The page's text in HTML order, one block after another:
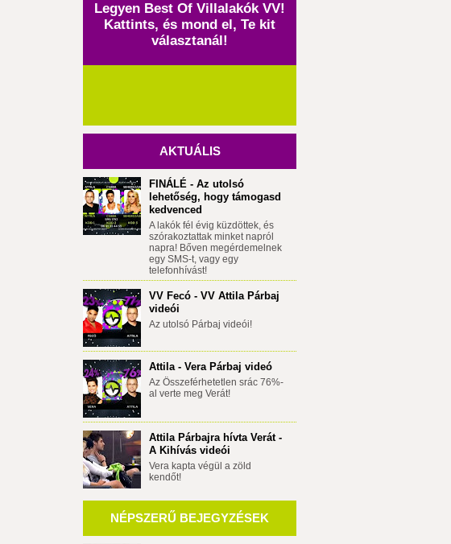
Legyen Best Of Villalakók VV!
Kattints, és mond el, Te kit
választanál!
AKTUÁLIS
FINÁLÉ - Az utolsó
lehetőség, hogy támogasd
kedvenced
A lakók fél évig küzdöttek, és
szórakoztattak minket napról
napra! Bőven megérdemelnek
egy SMS-t, vagy egy
telefonhívást!
VV Fecó - VV Attila Párbaj
videói
Az utolsó Párbaj videói!
Attila - Vera Párbaj videó
Az Összeférhetetlen srác 76%-
al verte meg Verát!
Attila Párbajra hívta Verát -
A Kihívás videói
Vera kapta végül a zöld
kendőt!
NÉPSZERŰ BEJEGYZÉSEK